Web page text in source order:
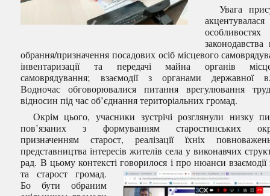
Увага
особливостях
обрання/призначення посадових осіб місцевого
інвентаризації та передачі майна органів
самоврядування; взаємодії з органами державної
Водночас обговорювалися питання врегулювання
відносин під час об’єднання територіальних громад.
Окрім цього, учасники зустрічі розглянули низку
пов’язаних з формуванням старостинських
призначенням старост, реалізації їхніх
представництва інтересів жителів села у виконавчих
рад. В цьому контексті говорилося і про нюанси взаємодії
тастарост громад.
Бо бути обраним